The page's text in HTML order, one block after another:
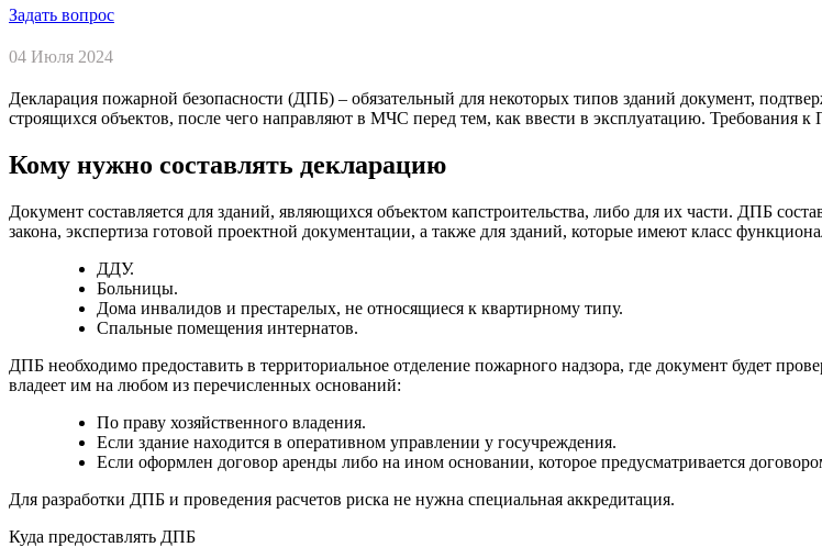
Задать вопрос
04 Июля 2024
Декларация пожарной безопасности (ДПБ) – обязательный для некоторых типов зданий документ,
строящихся объектов, после чего направляют в МЧС перед тем, как ввести в эксплуатацию. Требования
Кому нужно составлять декларацию
Документ составляется для зданий, являющихся объектом капстроительства, либо для их части. ДПБ
закона, экспертиза готовой проектной документации, а также для зданий, которые имеют класс
ДДУ.
Больницы.
Дома инвалидов и престарелых, не относящиеся к квартирному типу.
Спальные помещения интернатов.
ДПБ необходимо предоставить в территориальное отделение пожарного надзора, где документ будет
владеет им на любом из перечисленных оснований:
По праву хозяйственного владения.
Если здание находится в оперативном управлении у госучреждения.
Если оформлен договор аренды либо на ином основании, которое предусматривается
Для разработки ДПБ и проведения расчетов риска не нужна специальная аккредитация.
Куда предоставлять ДПБ